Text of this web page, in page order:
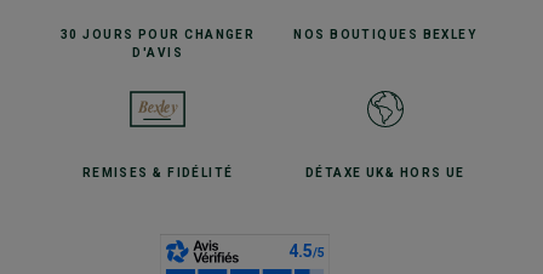
30 JOURS POURCHANGER
D'AVIS
NOS BOUTIQUES BEXLEY
REMISES& FIDÉLITÉ DÉTAXE UK& HORS UE